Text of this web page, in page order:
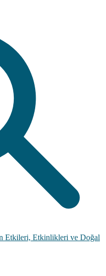
Etkileri, Etkinlikleri ve Doğal